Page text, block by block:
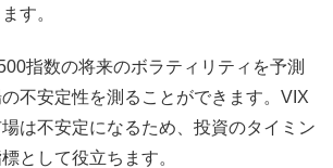
す。
指数の将来のボラティリティを予測
不安定性を測ることができます。VIX
は不安定になるため、投資のタイミン
として役立ちます。